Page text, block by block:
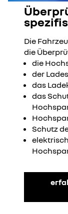
Die
die
die
der
das
das
Schutz